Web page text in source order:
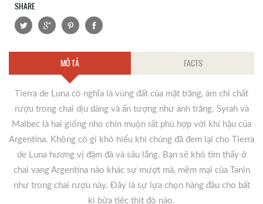
SHARE
MÔ TẢ FACTS
Tierra de Luna có nghĩa là vùng đất của mặt trăng, ám chỉ chất
rượu trong chai dịu dàng và ấn tượng như ánh trăng. Syrah và
Malbec là hai giống nho chín muộn rất phù hợp với khí hậu của
Argentina. Không có gì khó hiểu khi chúng đã đem lại cho Tierra
de Luna hương vị đậm đà và sâu lắng. Bạn sẽ khó tìm thấy ở
chai vang Argentina nào khác sự mượt mà, mềm mại của Tanin
như trong chai rượu này. Đây là sự lựa chọn hàng đầu cho bất
kì bữa tiệc thịt đỏ nào.